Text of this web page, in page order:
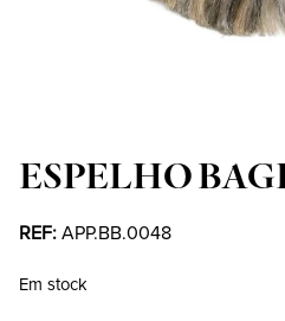
ESPELHO
REF: APP.BB.0048
Em stock